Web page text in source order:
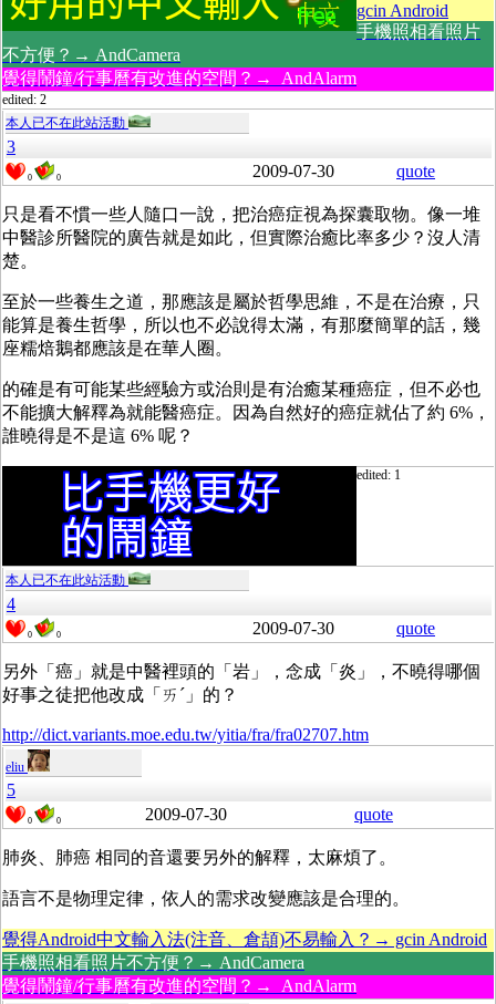
gcin Android
手機照相看照片
不方便？→ AndCamera
覺得鬧鐘/行事曆有改進的空間？→ AndAlarm
edited: 2
本人已不在此站活動
3
0 0 2009-07-30 quote
只是看不慣一些人隨口一說，把治癌症視為探囊取物。像一堆
中醫診所醫院的廣告就是如此，但實際治癒比率多少？沒人清
楚。
至於一些養生之道，那應該是屬於哲學思維，不是在治療，只
能算是養生哲學，所以也不必說得太滿，有那麼簡單的話，幾
座糯焙鵝都應該是在華人圈。
的確是有可能某些經驗方或治則是有治癒某種癌症，但不必也
不能擴大解釋為就能醫癌症。因為自然好的癌症就佔了約 6%，
誰曉得是不是這 6% 呢？
edited: 1
本人已不在此站活動
4
0 0 2009-07-30 quote
另外「癌」就是中醫裡頭的「岩」，念成「炎」，不曉得哪個
好事之徒把他改成「ㄞˊ」的？
http://dict.variants.moe.edu.tw/yitia/fra/fra02707.htm
eliu
5
0 0 2009-07-30 quote
肺炎、肺癌 相同的音還要另外的解釋，太麻煩了。
語言不是物理定律，依人的需求改變應該是合理的。
覺得Android中文輸入法(注音、倉頡)不易輸入？→ gcin Android
手機照相看照片不方便？→ AndCamera
覺得鬧鐘/行事曆有改進的空間？→ AndAlarm